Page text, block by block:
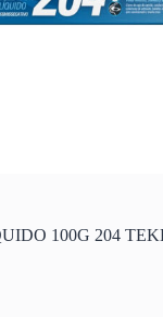
100G 204